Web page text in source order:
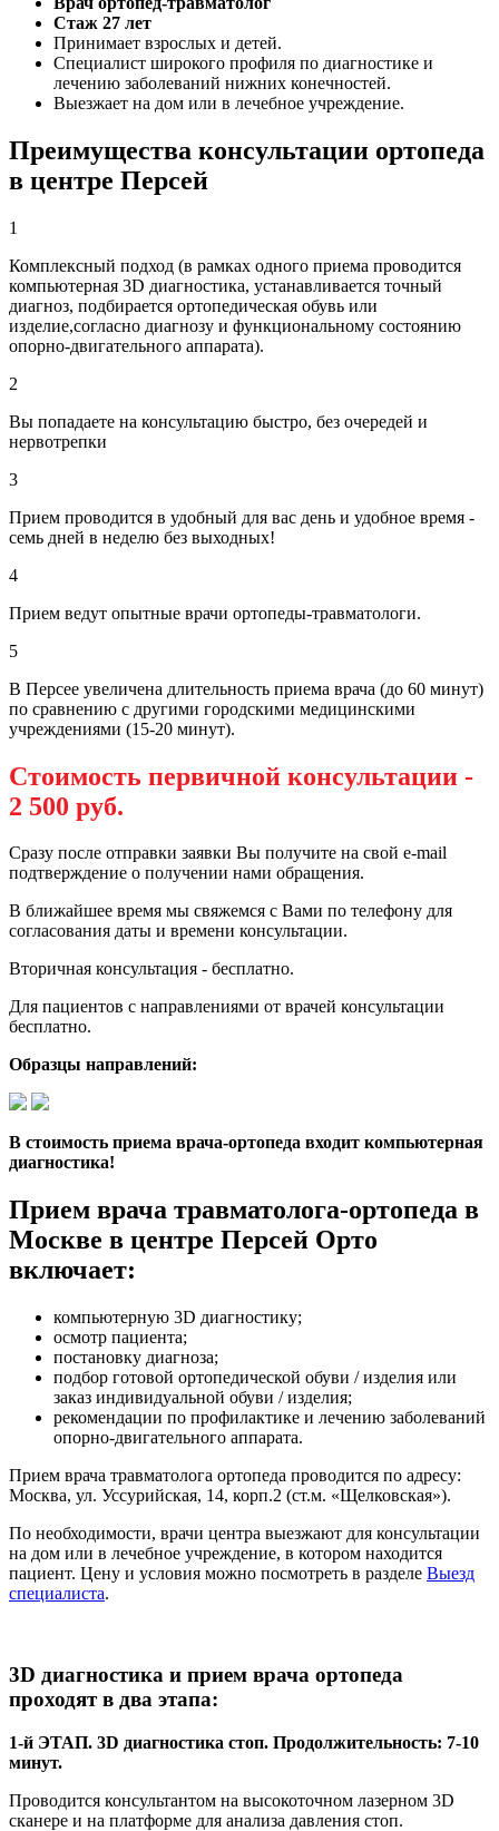
Стаж 27 лет
Принимает взрослых и детей.
Специалист широкого профиля по диагностике и
лечению заболеваний нижних конечностей.
Выезжает на дом или в лечебное учреждение.
Преимущества консультации ортопеда
в центре Персей
1
Комплексный подход (в рамках одного приема проводится
компьютерная 3D диагностика, устанавливается точный
диагноз, подбирается ортопедическая обувь или
изделие,согласно диагнозу и функциональному состоянию
опорно-двигательного аппарата).
2
Вы попадаете на консультацию быстро, без очередей и
нервотрепки
3
Прием проводится в удобный для вас день и удобное время -
семь дней в неделю без выходных!
4
Прием ведут опытные врачи ортопеды-травматологи.
5
В Персее увеличена длительность приема врача (до 60 минут)
по сравнению с другими городскими медицинскими
учреждениями (15-20 минут).
Стоимость первичной консультации -
2 500 руб.
Сразу после отправки заявки Вы получите на свой e-mail
подтверждение о получении нами обращения.
В ближайшее время мы свяжемся с Вами по телефону для
согласования даты и времени консультации.
Вторичная консультация - бесплатно.
Для пациентов с направлениями от врачей консультации
бесплатно.
Образцы направлений:
В стоимость приема врача-ортопеда входит компьютерная
диагностика!
Прием врача травматолога-ортопеда в
Москве в центре Персей Орто
включает:
компьютерную 3D диагностику;
осмотр пациента;
постановку диагноза;
подбор готовой ортопедической обуви / изделия или
заказ индивидуальной обуви / изделия;
рекомендации по профилактике и лечению заболеваний
опорно-двигательного аппарата.
Прием врача травматолога ортопеда проводится по адресу:
Москва, ул. Уссурийская, 14, корп.2 (ст.м. «Щелковская»).
По необходимости, врачи центра выезжают для консультации
на дом или в лечебное учреждение, в котором находится
пациент. Цену и условия можно посмотреть в разделе Выезд
специалиста.
3D диагностика и прием врача ортопеда
проходят в два этапа:
1-й ЭТАП. 3D диагностика стоп. Продолжительность: 7-10
минут.
Проводится консультантом на высокоточном лазерном 3D
сканере и на платформе для анализа давления стоп.